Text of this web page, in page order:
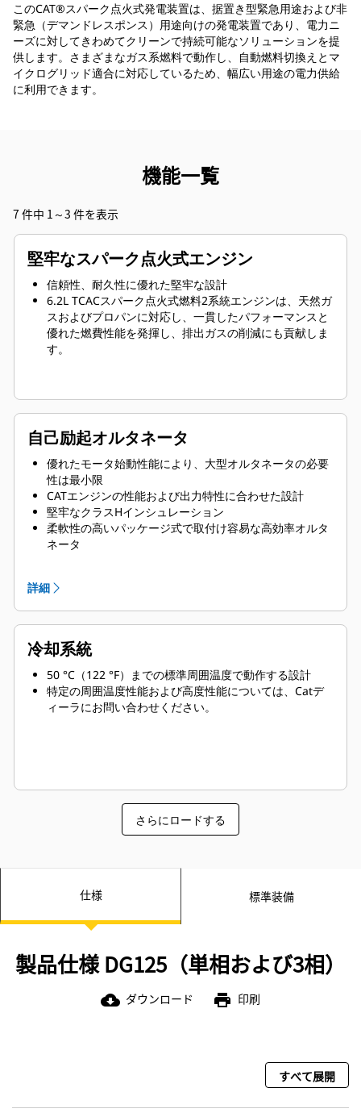
このCAT®スパーク点火式発電装置は、据置き型緊急用途および非
緊急（デマンドレスポンス）用途向けの発電装置であり、電力ニ
ーズに対してきわめてクリーンで持続可能なソリューションを提
供します。さまざまなガス系燃料で動作し、自動燃料切換えとマ
イクログリッド適合に対応しているため、幅広い用途の電力供給
に利用できます。
機能一覧
7 件中 1～3 件を表示
堅牢なスパーク点火式エンジン
信頼性、耐久性に優れた堅牢な設計
6.2L TCACスパーク点火式燃料2系統エンジンは、天然ガ
スおよびプロパンに対応し、一貫したパフォーマンスと
優れた燃費性能を発揮し、排出ガスの削減にも貢献しま
す。
自己励起オルタネータ
優れたモータ始動性能により、大型オルタネータの必要
性は最小限
CATエンジンの性能および出力特性に合わせた設計
堅牢なクラスHインシュレーション
柔軟性の高いパッケージ式で取付け容易な高効率オルタ
ネータ
詳細
冷却系統
50 °C（122 °F）までの標準周囲温度で動作する設計
特定の周囲温度性能および高度性能については、Catデ
ィーラにお問い合わせください。
さらにロードする
仕様 標準装備
製品仕様 DG125（単相および3相）
cloud_download ダウンロード print 印刷
すべて展開